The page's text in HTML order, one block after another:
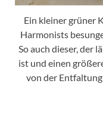
Ein kleiner grüner
Harmonists
So auch dieser, der
ist und einen
von der